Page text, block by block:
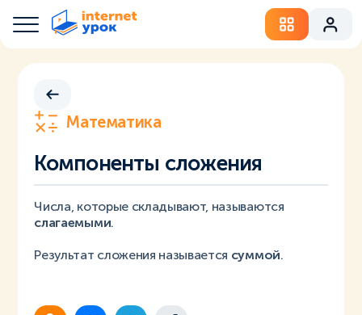
Математика
Компоненты сложения
Числа, которые складывают, называются
слагаемыми.
Результат сложения называется суммой.